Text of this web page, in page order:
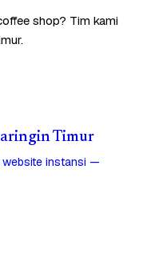
shop? Tim kami
Timur
website instansi —